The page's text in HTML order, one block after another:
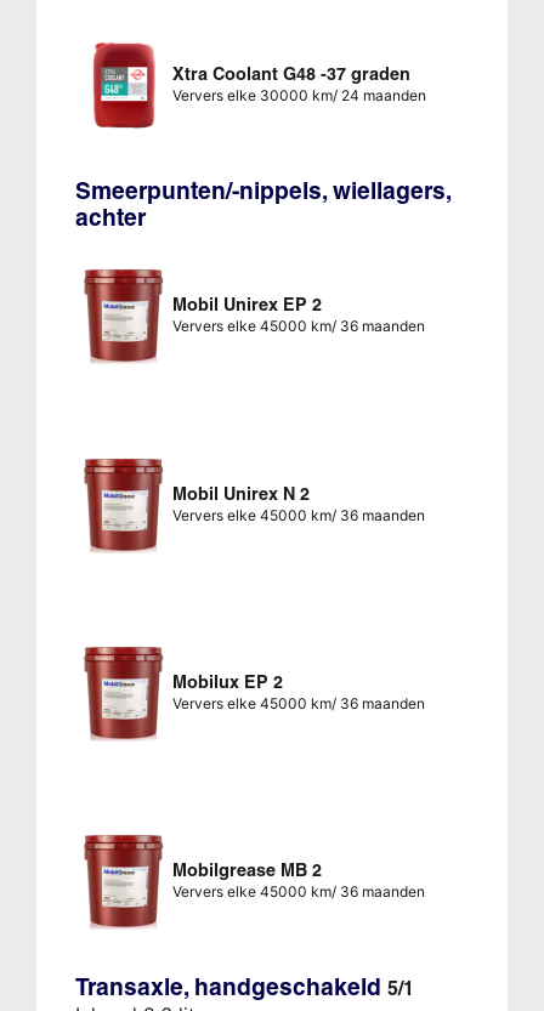
Xtra Coolant G48 -37 graden
Ververs elke 30000 km/ 24 maanden
Smeerpunten/-nippels, wiellagers,
achter
Mobil Unirex EP 2
Ververs elke 45000 km/ 36 maanden
Mobil Unirex N 2
Ververs elke 45000 km/ 36 maanden
Mobilux EP 2
Ververs elke 45000 km/ 36 maanden
Mobilgrease MB 2
Ververs elke 45000 km/ 36 maanden
Transaxle, handgeschakeld 5/1